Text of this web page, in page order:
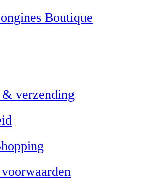
Boutique
verzending